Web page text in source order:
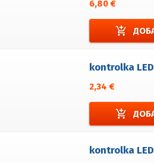
6,80 €
add_shopping_cart
kontrolka
2,34 €
add_shopping_cart
kontrolka